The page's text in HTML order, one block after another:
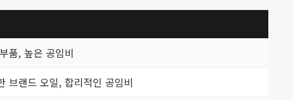
품, 높은 공임비
브랜드 오일, 합리적인 공임비